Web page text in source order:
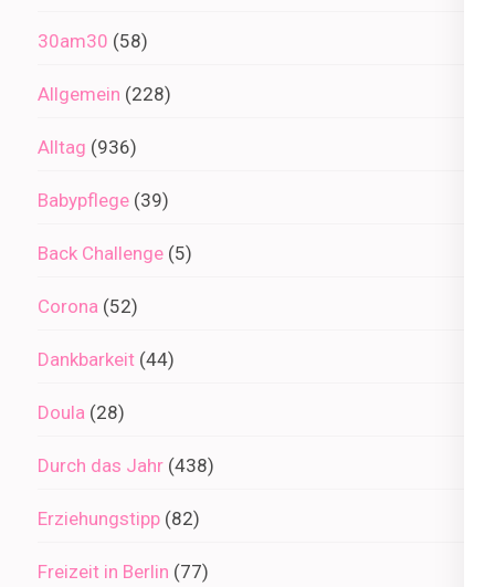
30am30 (58)
Allgemein (228)
Alltag (936)
Babypflege (39)
Back Challenge (5)
Corona (52)
Dankbarkeit (44)
Doula (28)
Durch das Jahr (438)
Erziehungstipp (82)
Freizeit in Berlin (77)